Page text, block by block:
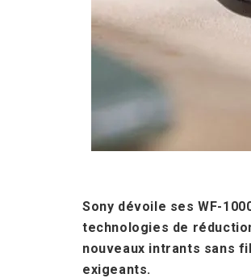
Sony dévoile ses WF-
technologies de
nouveaux intrants sans
exigeants.